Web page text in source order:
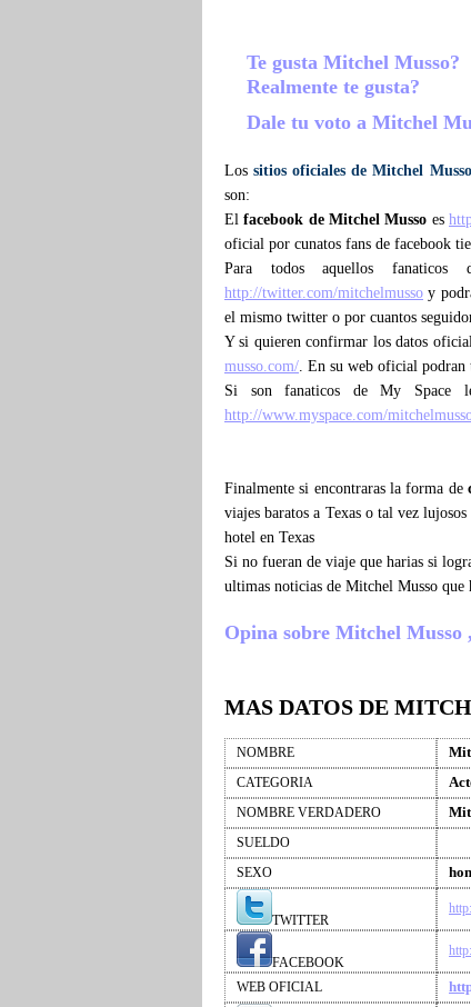
Te gusta Mitchel Musso?
Realmente te gusta?
Dale tu voto a Mitchel
Lossitios oficiales de Mitchel Musso
son:
Elfacebook de Mitchel Musso es
oficial por cunatos fans de facebook
Para todos aquellos
http://twitter.com/mitchelmusso y
el mismo twitter o por cuantos
Y si quieren confirmar los datos
musso.com/. En su web oficial podran
Si son fanaticos de My Space
http://www.myspace.com/
Finalmente si encontraras la forma de
viajes baratos a Texas o tal vez
hotel en Texas
Si no fueran de viaje que harias si
ultimas noticias de Mitchel Musso que
Opina sobre Mitchel Musso
MAS DATOS DE
NOMBRE
CATEGORIA
NOMBRE VERDADERO
SUELDO
SEXO
TWITTER
FACEBOOK
WEB OFICIAL